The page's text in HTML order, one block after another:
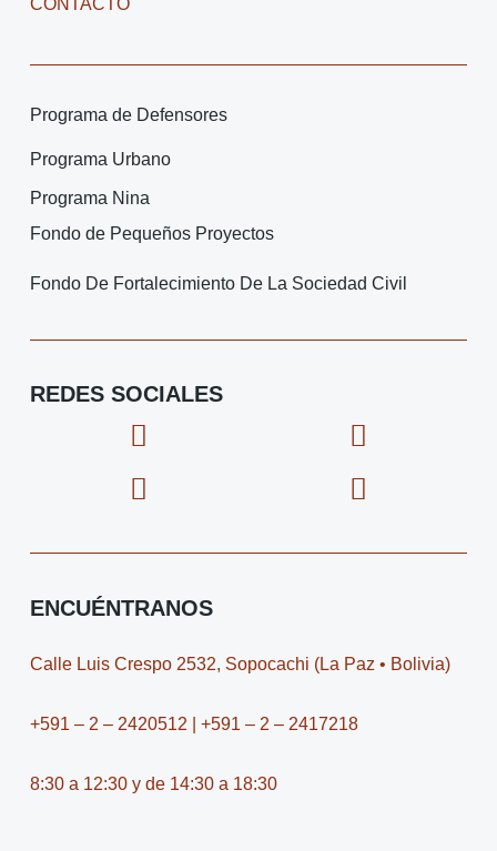
Programa de Defensores
Programa Urbano
Programa Nina
Fondo de Pequeños Proyectos
Fondo De Fortalecimiento De La Sociedad Civil
REDES SOCIALES
F
c
b
o
X
t
i
r
I
o
-
n
t
g
a
I
o
-
t
b
ENCUÉNTRANOS
Calle Luis Crespo 2532, Sopocachi (La Paz • Bolivia)
+591 – 2 – 2420512 | +591 – 2 – 2417218
8:30 a 12:30 y de 14:30 a 18:30